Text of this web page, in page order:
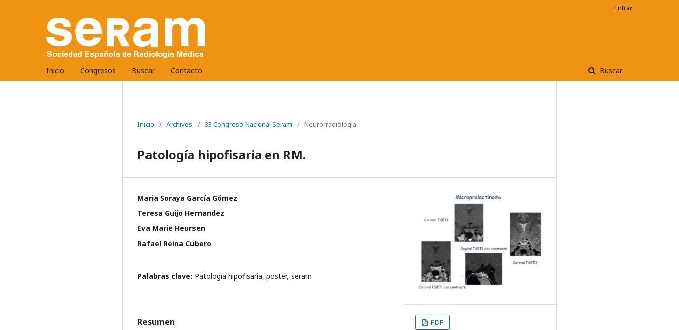
Inicio Congresos Buscar Contacto Buscar
Entrar
Inicio / Archivos / 33 Congreso Nacional Seram / Neurorradiología
Patología hipofisaria en RM.
Maria Soraya García Gómez
Teresa Guijo Hernandez
Eva Marie Heursen
Rafael Reina Cubero
Palabras clave: Patología hipofisaria, poster, seram
Resumen PDF